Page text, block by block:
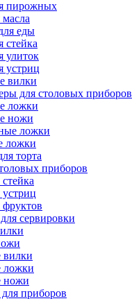
пирожных
еды
стейка
улиток
устриц
вилки
для столовых приборов
ложки
ножи
ложки
ложки
торта
приборов
сервировки
вилки
ложки
ножи
приборов